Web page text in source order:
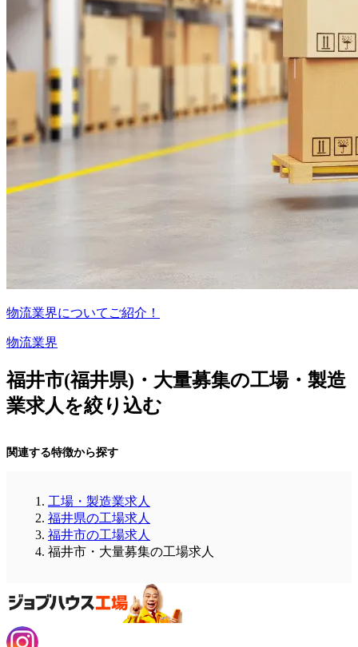
物流業界についてご紹介！
物流業界
福井市(福井県)・大量募集の工場・製造
業求人を絞り込む
関連する特徴から探す
工場・製造業求人
福井県の工場求人
福井市の工場求人
福井市・大量募集の工場求人